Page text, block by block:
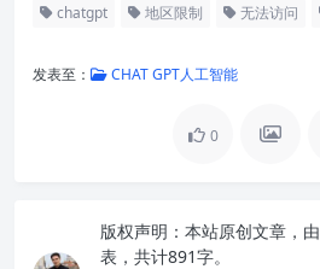
chatgpt 地区限制 无法访问
发表至： CHAT GPT人工智能
0
版权声明： 本站原创文章，由
表，共计891字。